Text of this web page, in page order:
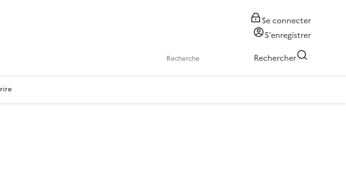
Se connecter
S'enregistrer
Rechercher